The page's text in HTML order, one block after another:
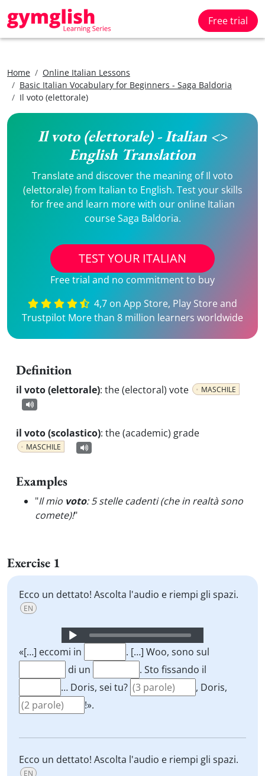
Free trial
Home
Online Italian Lessons
Basic Italian Vocabulary for Beginners - Saga Baldoria
Il voto (elettorale)
Il voto (elettorale) - Italian <>
English Translation
Translate and discover the meaning of Il voto
(elettorale) from Italian to English. Test your skills
for free and learn more with our online Italian
course Saga Baldoria.
TEST YOUR ITALIAN
Free trial and no commitment to buy
4,7 on App Store, Play Store and
Trustpilot More than 8 million learners worldwide
Definition
il voto (elettorale): the (electoral) vote MASCHILE
il voto (scolastico): the (academic) grade
MASCHILE
Examples
"Il mio voto: 5 stelle cadenti (che in realtà sono
comete)!"
Exercise 1
Ecco un dettato! Ascolta l'audio e riempi gli spazi.
EN
Audio
Player
«[…] eccomi in
. […] Woo, sono sul
di un
. Sto fissando il
… Doris, sei tu?
, Doris,
!».
Ecco un dettato! Ascolta l'audio e riempi gli spazi.
EN